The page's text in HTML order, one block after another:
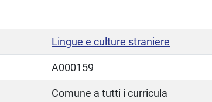
Lingue e culture straniere
A000159
Comune a tutti i curricula